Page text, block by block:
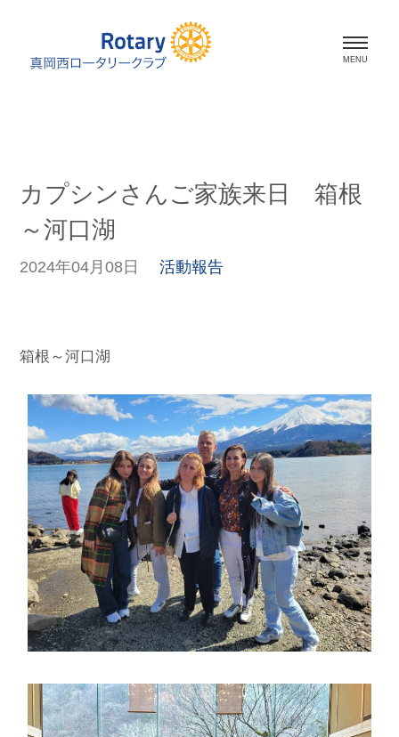
カプシンさんご家族来日 箱根
～河口湖
2024年04月08日 活動報告
箱根～河口湖
会員紹介
お問合せ
HOME
国際ロータリー第2550地区（栃木
県）